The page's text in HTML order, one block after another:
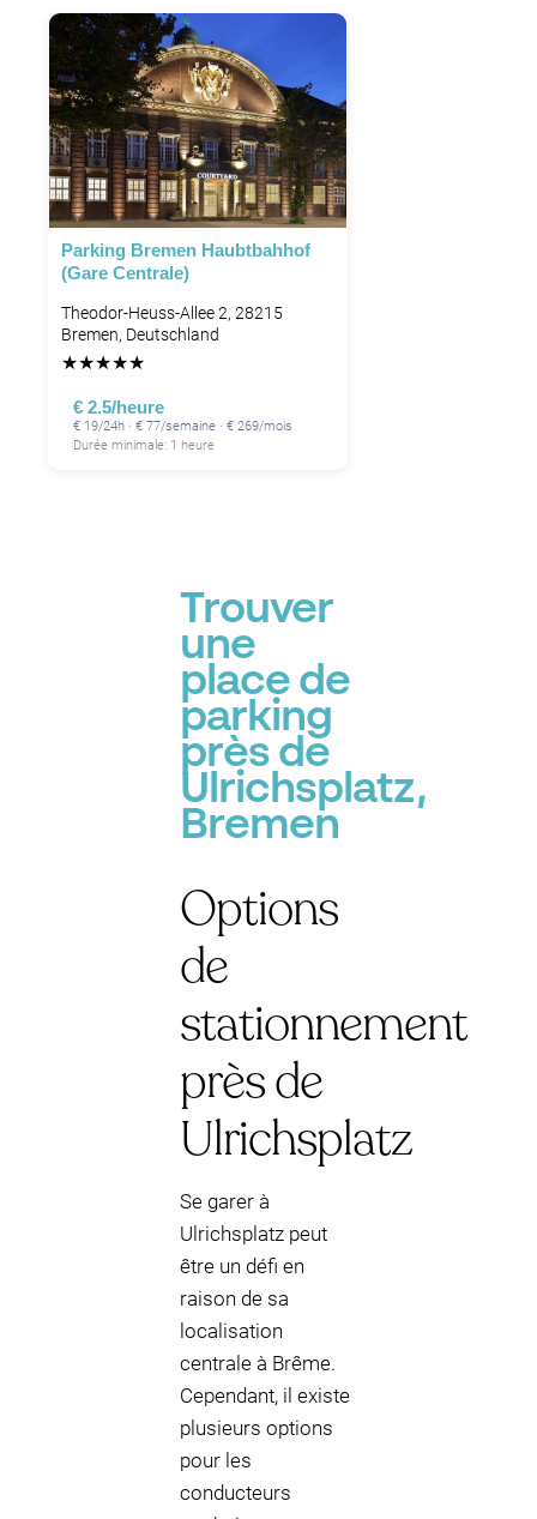
Parking Bremen Haubtbahhof
(Gare Centrale)
Theodor-Heuss-Allee 2, 28215
Bremen, Deutschland
★★★★★
€ 2.5/heure
€ 19/24h · € 77/semaine · € 269/mois
Durée minimale: 1 heure
Trouver
une
place de
parking
près de
Ulrichsplatz,
Bremen
Options
de
stationnement
près de
Ulrichsplatz
Se garer à
Ulrichsplatz peut
être un défi en
raison de sa
localisation
centrale à Brême.
Cependant, il existe
plusieurs options
pour les
conducteurs